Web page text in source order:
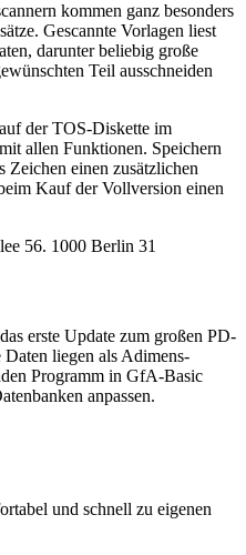
kommen ganz besonders
Gescannte Vorlagen liest
darunter beliebig große
Teil ausschneiden
der TOS-Diskette im
allen Funktionen. Speichern
Zeichen einen zusätzlichen
Kauf der Vollversion einen
56. 1000 Berlin 31
erste Update zum großen PD-
liegen als Adimens-
Programm in GfA-Basic
anpassen.
und schnell zu eigenen